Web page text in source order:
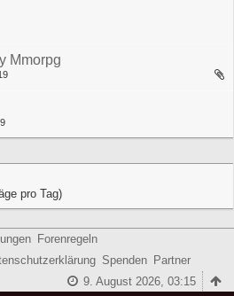
Mmorpg
pro Tag)
Forenregeln
Spenden Partner
9. August 2026, 03:15